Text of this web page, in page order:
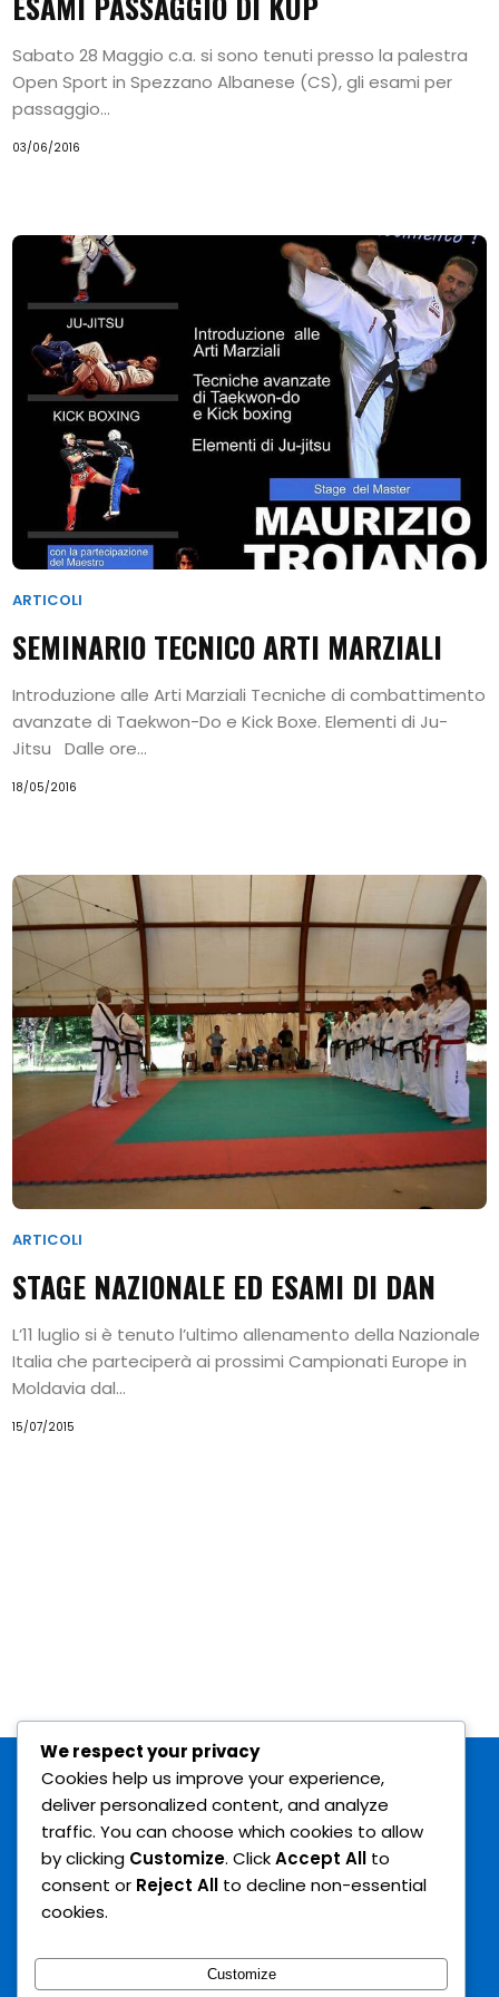
Taekwon-
Do
Calendario
Eventi
Chi
Siamo
Istruttori
Contattaci
Search
Sabato 28 Maggio c.a. si sono tenuti presso la palestra
Open Sport in Spezzano Albanese (CS), gli esami per
passaggio...
03/06/2016
ARTICOLI
SEMINARIO TECNICO ARTI MARZIALI
Introduzione alle Arti Marziali Tecniche di combattimento
avanzate di Taekwon-Do e Kick Boxe. Elementi di Ju-
Jitsu Dalle ore...
18/05/2016
ARTICOLI
STAGE NAZIONALE ED ESAMI DI DAN
L’11 luglio si è tenuto l’ultimo allenamento della Nazionale
Italia che parteciperà ai prossimi Campionati Europe in
Moldavia dal...
15/07/2015
We respect your privacy
Cookies help us improve your experience,
deliver personalized content, and analyze
traffic. You can choose which cookies to allow
by clicking Customize. ClickAccept All to
consent or Reject All to decline non-essential
cookies.
Customize